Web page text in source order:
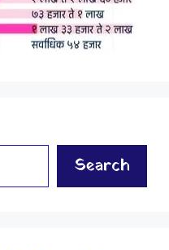
Search